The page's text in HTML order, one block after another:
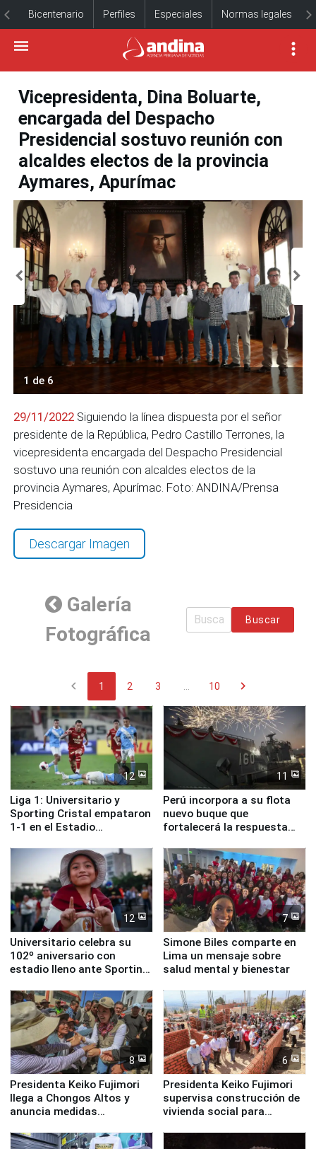
Bicentenario Perfiles Especiales Normas legales
Vicepresidenta, Dina Boluarte,
encargada del Despacho
Presidencial sostuvo reunión con
alcaldes electos de la provincia
Aymares, Apurímac
1 de 6
29/11/2022 Siguiendo la línea dispuesta por el señor
presidente de la República, Pedro Castillo Terrones, la
vicepresidenta encargada del Despacho Presidencial
sostuvo una reunión con alcaldes electos de la
provincia Aymares, Apurímac. Foto: ANDINA/Prensa
Presidencia
Descargar Imagen
Galería
Fotográfica
Buscar
chevron_left 1 2 3 10 chevron_right
12
Liga 1: Universitario y
Sporting Cristal empataron
1-1 en el Estadio
11
Perú incorpora a su flota
nuevo buque que
fortalecerá la respuesta
12
Universitario celebra su
102º aniversario con
estadio lleno ante Sporting
7
Simone Biles comparte en
Lima un mensaje sobre
salud mental y bienestar
8
Presidenta Keiko Fujimori
llega a Chongos Altos y
anuncia medidas
educación, salud y empleo
6
Presidenta Keiko Fujimori
supervisa construcción de
vivienda social para